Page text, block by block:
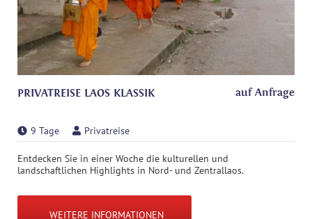
PRIVATREISE LAOS KLASSIK auf Anfrage
9 Tage Privatreise
Entdecken Sie in einer Woche die kulturellen und
landschaftlichen Highlights in Nord- und Zentrallaos.
WEITERE INFORMATIONEN